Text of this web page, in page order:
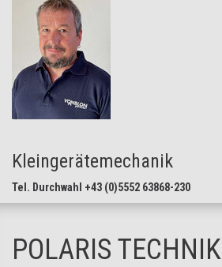
Kleingerätemechanik
Tel. Durchwahl +43 (0)5552 63868-230
POLARIS TECHNIK